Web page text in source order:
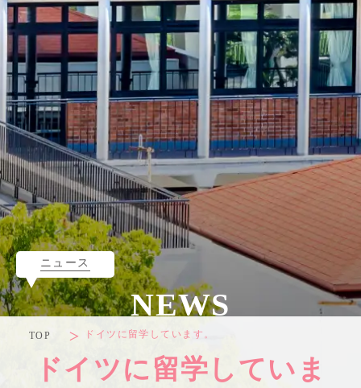
TOP ドイツに留学しています。
ドイツに留学していま
NEWS
ニュース